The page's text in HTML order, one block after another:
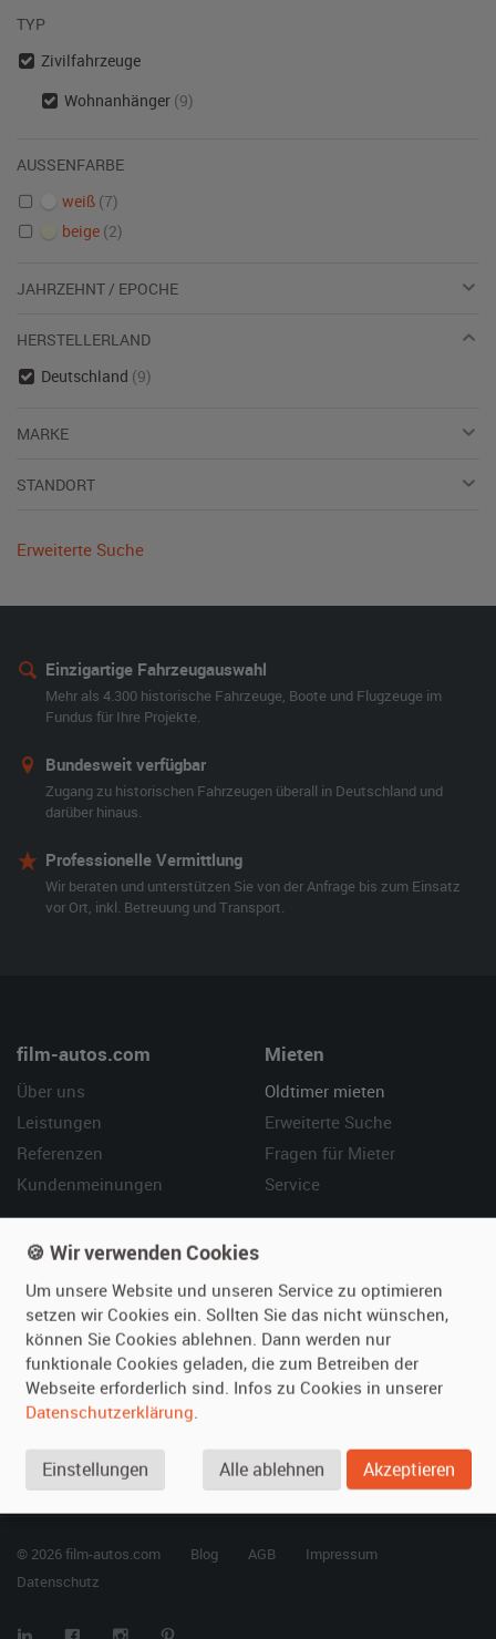
TYP
Zivilfahrzeuge
Wohnanhänger (9)
AUSSENFARBE
weiß (7)
beige (2)
JAHRZEHNT / EPOCHE
HERSTELLERLAND
Deutschland (9)
MARKE
STANDORT
Erweiterte Suche
Einzigartige Fahrzeugauswahl
Mehr als 4.300 historische Fahrzeuge, Boote und Flugzeuge im
Fundus für Ihre Projekte.
Bundesweit verfügbar
Zugang zu historischen Fahrzeugen überall in Deutschland und
darüber hinaus.
Professionelle Vermittlung
Wir beraten und unterstützen Sie von der Anfrage bis zum Einsatz
vor Ort, inkl. Betreuung und Transport.
film-autos.com
Über uns
Leistungen
Referenzen
Kundenmeinungen
Mieten
Oldtimer mieten
Erweiterte Suche
Fragen für Mieter
Service
Vermieten
Oldtimer anmelden
Fotos senden
Fragen für Vermieter
Inserat verwalten
Häufige Fragen (FAQ)
So funktioniert's
Kontakt
Berühmte Filmautos –
unsere Top 10 ...
© 2026 film-autos.com Blog AGB
Impressum
Datenschutz
🍪 Wir verwenden Cookies
Um unsere Website und unseren Service zu optimieren
setzen wir Cookies ein. Sollten Sie das nicht wünschen,
können Sie Cookies ablehnen. Dann werden nur
funktionale Cookies geladen, die zum Betreiben der
Webseite erforderlich sind. Infos zu Cookies in unserer
Datenschutzerklärung.
Einstellungen Alle ablehnen Akzeptieren